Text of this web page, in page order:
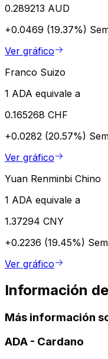
0.289213 AUD
+0.0469 (19.37%)
Ver gráfico
Franco Suizo
1 ADA equivale a
0.165268 CHF
+0.0282 (20.57%)
Ver gráfico
Yuan Renminbi Chino
1 ADA equivale a
1.37294 CNY
+0.2236 (19.45%)
Ver gráfico
Información
Más información
ADA - Cardano